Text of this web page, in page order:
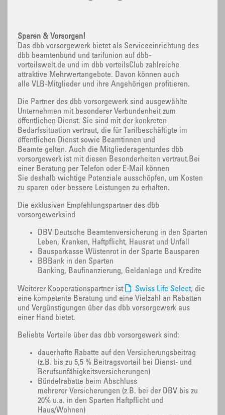
Sparen & Vorsorgen!
Das dbb vorsorgewerk bietet als Serviceeinrichtung des
dbb beamtenbund und tarifunion auf dbb-
vorteilswelt.de und im dbb vorteilsClub zahlreiche
attraktive Mehrwertangebote. Davon können auch
alle VLB-Mitglieder und ihre Angehörigen profitieren.
Die Partner des dbb vorsorgewerk sind ausgewählte
Unternehmen mit besonderer Verbundenheit zum
öffentlichen Dienst. Sie sind mit der konkreten
Bedarfssituation vertraut, die für Tarifbeschäftigte im
öffentlichen Dienst sowie Beamtinnen und
Beamte gelten. Auch die Mitgliederagenturdes dbb
vorsorgewerk ist mit diesen Besonderheiten vertraut.Bei
einer Beratung per Telefon oder E-Mail können
Sie deshalb wichtige Potenziale ausschöpfen, um Kosten
zu sparen oder bessere Leistungen zu erhalten.
Die exklusiven Empfehlungspartner des dbb
vorsorgewerksind
DBV Deutsche Beamtenversicherung in den Sparten
Leben, Kranken, Haftpflicht, Hausrat und Unfall
Bausparkasse Wüstenrot in der Sparte Bausparen
BBBank in den Sparten
Banking, Baufinanzierung, Geldanlage und Kredite
Weiterer Kooperationspartner ist Swiss Life Select, die
eine kompetente Beratung und eine Vielzahl an Rabatten
und Vergünstigungen über das dbb vorsorgewerk aus
einer Hand bietet.
Beliebte Vorteile über das dbb vorsorgewerk sind:
dauerhafte Rabatte auf den Versicherungsbeitrag
(z.B. bis zu 5,5 % Beitragsvorteil bei Dienst- und
Berufsunfähigkeitsversicherungen)
Bündelrabatte beim Abschluss
mehrerer Versicherungen (z.B. bei der DBV bis zu
20% u.a. in den Sparten Haftpflicht und
Haus/Wohnen)